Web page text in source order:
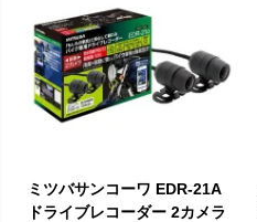
ミツバサンコーワ EDR-21A
ドライブレコーダー 2カメラ